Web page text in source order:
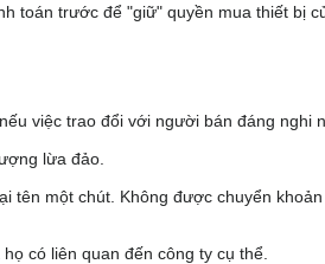
toán trước để "giữ" quyền mua thiết bị
việc trao đổi với người bán đáng nghi
lừa đảo.
tên một chút. Không được chuyển
có liên quan đến công ty cụ thể.